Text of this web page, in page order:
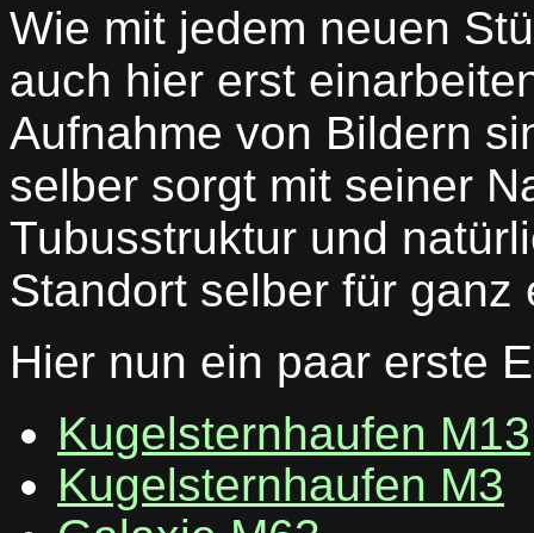
Wie mit jedem neuen
auch hier erst
Aufnahme von Bildern
selber sorgt mit seiner
Tubusstruktur und
Standort selber für
Hier nun ein paar erste
Kugelsternhaufen M13
Kugelsternhaufen M3